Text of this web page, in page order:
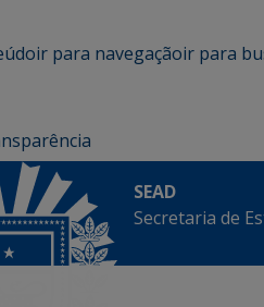
ir para navegaçãoir para
SEAD
Secretaria de